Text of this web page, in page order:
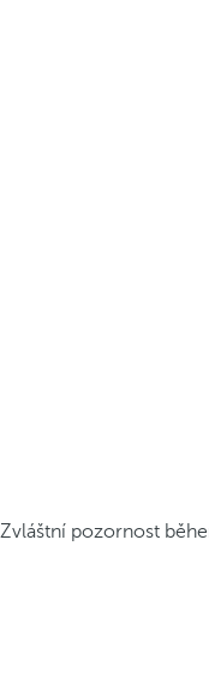
Zvláštní pozornost